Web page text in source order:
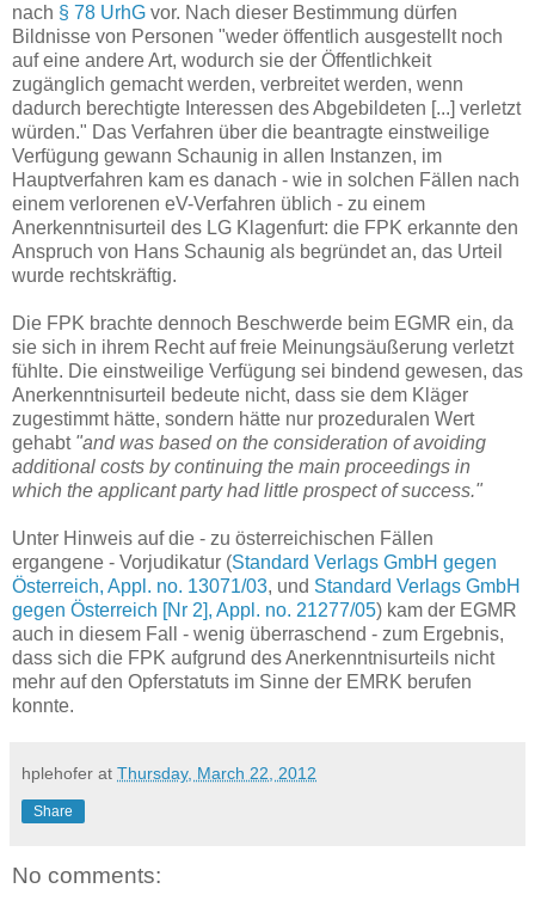
nach § 78 UrhG vor. Nach dieser Bestimmung dürfen
Bildnisse von Personen "weder öffentlich ausgestellt noch
auf eine andere Art, wodurch sie der Öffentlichkeit
zugänglich gemacht werden, verbreitet werden, wenn
dadurch berechtigte Interessen des Abgebildeten [...] verletzt
würden." Das Verfahren über die beantragte einstweilige
Verfügung gewann Schaunig in allen Instanzen, im
Hauptverfahren kam es danach - wie in solchen Fällen nach
einem verlorenen eV-Verfahren üblich - zu einem
Anerkenntnisurteil des LG Klagenfurt: die FPK erkannte den
Anspruch von Hans Schaunig als begründet an, das Urteil
wurde rechtskräftig.
Die FPK brachte dennoch Beschwerde beim EGMR ein, da
sie sich in ihrem Recht auf freie Meinungsäußerung verletzt
fühlte. Die einstweilige Verfügung sei bindend gewesen, das
Anerkenntnisurteil bedeute nicht, dass sie dem Kläger
zugestimmt hätte, sondern hätte nur prozeduralen Wert
gehabt "and was based on the consideration of avoiding
additional costs by continuing the main proceedings in
which the applicant party had little prospect of success."
Unter Hinweis auf die - zu österreichischen Fällen
ergangene - Vorjudikatur (Standard Verlags GmbH gegen
Österreich, Appl. no. 13071/03, und Standard Verlags GmbH
gegen Österreich [Nr 2], Appl. no. 21277/05) kam der EGMR
auch in diesem Fall - wenig überraschend - zum Ergebnis,
dass sich die FPK aufgrund des Anerkenntnisurteils nicht
mehr auf den Opferstatuts im Sinne der EMRK berufen
konnte.
hplehofer at Thursday, March 22, 2012
Share
No comments: